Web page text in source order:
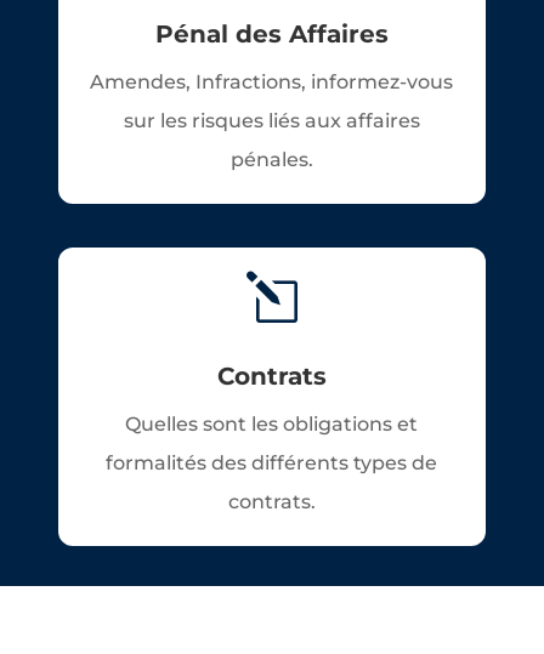
Pénal des Affaires
Amendes, Infractions, informez-vous
sur les risques liés aux affaires
pénales.
l
Contrats
Quelles sont les obligations et
formalités des différents types de
contrats.